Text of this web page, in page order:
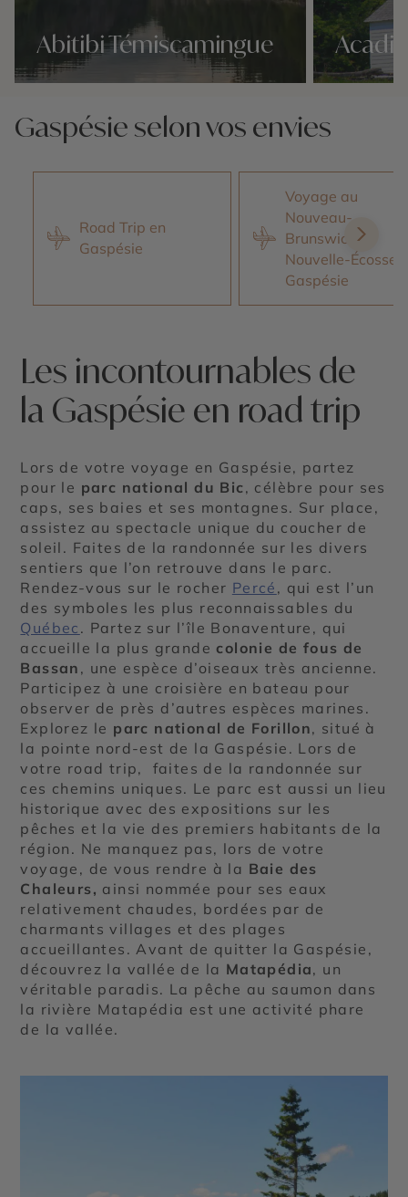
Abitibi Témiscamingue Acadie
Gaspésie selon vos envies
Road Trip en
Gaspésie
Voyage au
Nouveau-
Brunswick, la
Nouvelle-Écosse
Gaspésie
Les incontournables de
la Gaspésie en road trip
Lors de votre voyage en Gaspésie, partez
pour le parc national du Bic , célèbre pour ses
caps, ses baies et ses montagnes. Sur place,
assistez au spectacle unique du coucher de
soleil. Faites de la randonnée sur les divers
sentiers que l’on retrouve dans le parc.
Rendez-vous sur le rocher Percé , qui est l’un
des symboles les plus reconnaissables du
Québec . Partez sur l’île Bonaventure, qui
accueille la plus grande colonie de fous de
Bassan , une espèce d’oiseaux très ancienne.
Participez à une croisière en bateau pour
observer de près d’autres espèces marines.
Explorez le parc national de Forillon, situé à
la pointe nord-est de la Gaspésie. Lors de
votre road trip, faites de la randonnée sur
ces chemins uniques. Le parc est aussi un lieu
historique avec des expositions sur les
pêches et la vie des premiers habitants de la
région. Ne manquez pas, lors de votre
voyage, de vous rendre à la Baie des
Chaleurs, ainsi nommée pour ses eaux
relativement chaudes, bordées par de
charmants villages et des plages
accueillantes. Avant de quitter la Gaspésie,
découvrez la vallée de la Matapédia, un
véritable paradis. La pêche au saumon dans
la rivière Matapédia est une activité phare
de la vallée.